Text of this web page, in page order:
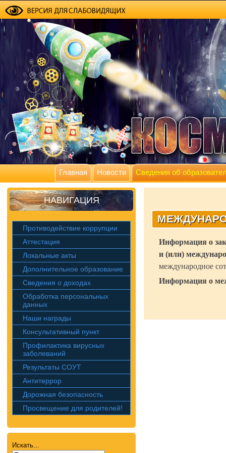
Главная Новости Сведения об
НАВИГАЦИЯ
Противодействие коррупции
Аттестация
Локальные акты
Дополнительное образование
Сведения о доходах
Обработка персональных
данных
Наши награды
Консультативный пункт
Профилактика вирусных
заболеваний
Результаты СОУТ
Антитеррор
Дорожная безопасность
Просвещение для родителей!
Искать...
Информация о
и (или)
международное
Информация о